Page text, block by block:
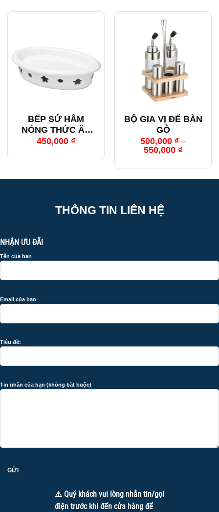
BẾP SỨ HÂM
NÓNG THỨC ĂN
BẰNG CỒN – BẦU
450,000 ₫
BỘ GIA VỊ ĐỂ BÀN
GỖ
500,000 ₫–
550,000 ₫
THÔNG TIN LIÊN HỆ
NHẬN ƯU ĐÃI
Tên của bạn
Email của bạn
Tiêu đề:
Tin nhắn của bạn (không bắt buộc)
⚠️ Quý khách vui lòng nhắn tin/gọi
điện trước khi đến cửa hàng để